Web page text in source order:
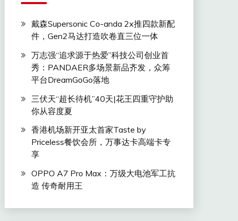
戴森Supersonic Co-anda 2x推四款新配
件，Gen2马达打造吹卷直三位一体
万志强“追求源于热爱”科技公司创业首
秀：PANDAER多场景新品齐发，众筹
平台DreamGoGo落地
三伏天“超长待机”40天|花王四重守护助
你从容度夏
香港机场新开亚太首家Taste by
Priceless餐饮会所，万事达卡高端卡专
享
OPPO A7 Pro Max：万级大电池军工抗
造 传奇耐用王